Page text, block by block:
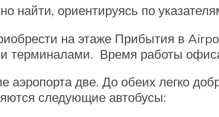
найти, ориентируясь по
на этаже Прибытия в
терминалами. Время работы
аэропорта две. До обеих легко
следующие автобусы: